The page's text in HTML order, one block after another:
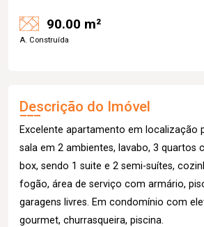
90.00 m²
A. Construída
Descrição do Imóvel
Excelente apartamento em localização
sala em 2 ambientes, lavabo, 3 quartos
box, sendo 1 suite e 2 semi-suítes,
fogão, área de serviço com armário,
garagens livres. Em condomínio com
gourmet, churrasqueira, piscina.